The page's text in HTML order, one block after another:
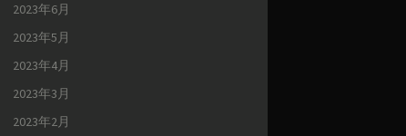
2023年6月
2023年5月
2023年4月
2023年3月
2023年2月